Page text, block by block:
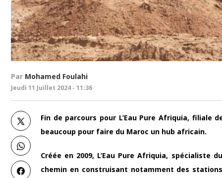
Par Mohamed Foulahi
Jeudi 11 Juillet 2024 - 11:36
Fin de parcours pour L’Eau Pure Afriquia, filiale
beaucoup pour faire du Maroc un hub africain.
Créée en 2009, L’Eau Pure Afriquia,
chemin en construisant notamment des